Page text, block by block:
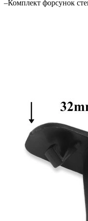
–Комплект форсунок